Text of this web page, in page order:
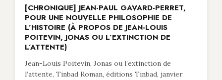
[CHRONIQUE] JEAN-PAUL GAVARD-PERRET,
POUR UNE NOUVELLE PHILOSOPHIE DE
L’HISTOIRE (À PROPOS DE JEAN-LOUIS
POITEVIN, JONAS OU L’EXTINCTION DE
L’ATTENTE)
Jean-Louis Poitevin, Jonas ou l’extinction de
l’attente, Tinbad Roman, éditions Tinbad, janvier